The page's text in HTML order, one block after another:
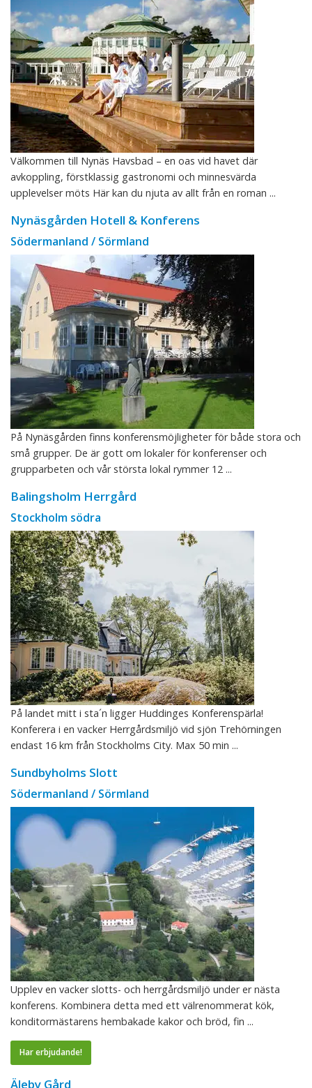
Välkommen till Nynäs Havsbad – en oas vid havet där
avkoppling, förstklassig gastronomi och minnesvärda
upplevelser möts Här kan du njuta av allt från en roman ...
Nynäsgården Hotell & Konferens
Södermanland / Sörmland
På Nynäsgården finns konferensmöjligheter för både stora och
små grupper. De är gott om lokaler för konferenser och
grupparbeten och vår största lokal rymmer 12 ...
Balingsholm Herrgård
Stockholm södra
På landet mitt i sta´n ligger Huddinges Konferenspärla!
Konferera i en vacker Herrgårdsmiljö vid sjön Trehörningen
endast 16 km från Stockholms City. Max 50 min ...
Sundbyholms Slott
Södermanland / Sörmland
Upplev en vacker slotts- och herrgårdsmiljö under er nästa
konferens. Kombinera detta med ett välrenommerat kök,
konditormästarens hembakade kakor och bröd, fin ...
Har erbjudande!
Äleby Gård